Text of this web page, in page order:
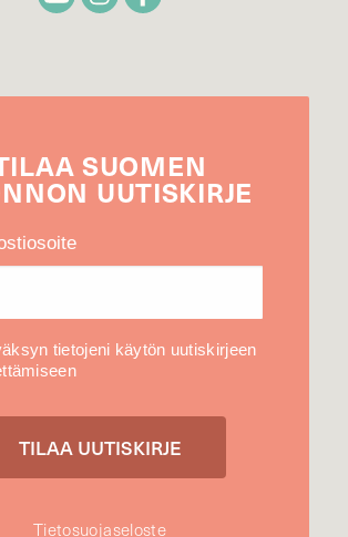
SUOMEN
UUTIS­KIRJE
tietojeni käytön uutiskirjeen
Tietosuojaseloste